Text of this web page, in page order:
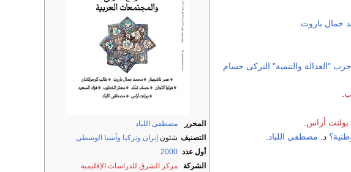
المحرر
مصطفى اللباد
التصنيف شئون إيران وتركيا وآسيا الوسطى
أول عدد 2000
الشركة
مركز الشرق للدراسات الإقليمية
جمال باروت
"العدالة والتنمية" التركى حسام
بولنت أراس
د. مصطفى اللباد.